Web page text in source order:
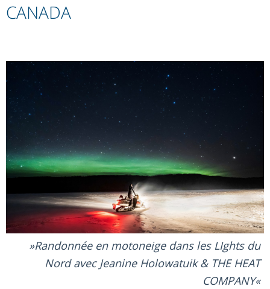
CANADA
Randonnée en motoneige dans les LIghts du
Nord avec Jeanine Holowatuik & THE HEAT
COMPANY